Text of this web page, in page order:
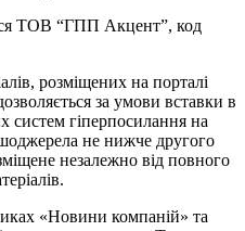
ТОВ “ГПП Акцент”, код
розміщених на порталі
за умови вставки в
систем гіперпосилання на
не нижче другого
незалежно від повного
«Новини компаній» та